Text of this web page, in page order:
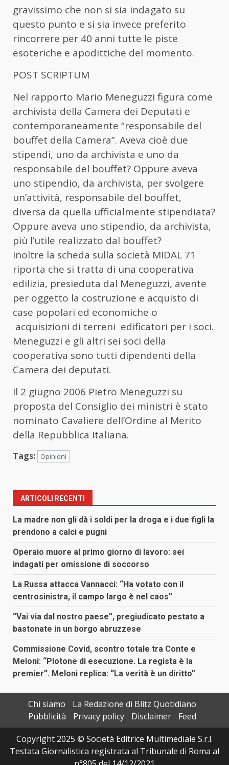
gravissimo che non si sia indagato su
questo punto e si sia invece preferito
rincorrere per 40 anni tutte le piste
esoteriche e apodittiche del momento.
POST SCRIPTUM
Nel rapporto Mario Meneguzzi figura come
archivista della Camera dei Deputati e
contemporaneamente “responsabile del
bouffet della Camera”. Aveva cioè due
stipendi, uno da archivista e uno da
responsabile del bouffet? Oppure aveva
uno stipendio, da archivista, per svolgere
un’attività, responsabile del bouffet,
diversa da quella ufficialmente stipendiata?
Oppure aveva uno stipendio, da archivista,
più l’utile realizzato dal bouffet?
Inoltre la scheda sulla società MIDAL 71
riporta che si tratta di una cooperativa
edilizia, presieduta dal Meneguzzi, avente
per oggetto la costruzione e acquisto di
case popolari ed economiche o
acquisizioni di terreni edificatori per i soci.
Meneguzzi e gli altri sei soci della
cooperativa sono tutti dipendenti della
Camera dei deputati.
Il 2 giugno 2006 Pietro Meneguzzi su
proposta del Consiglio dei ministri è stato
nominato Cavaliere dell’Ordine al Merito
della Repubblica Italiana.
Tags: Opinioni
ARTICOLI RECENTI
La madre non gli dà i soldi per la droga e i due figli la
prendono a calci e pugni
Operaio muore al primo giorno di lavoro: sei
indagati per omissione di soccorso
La Russa attacca Vannacci: “Ha votato con il
centrosinistra, il campo largo è nel caos”
“Vai via dal nostro paese”, pregiudicato pestato a
bastonate in un borgo abruzzese
Commissione Covid, scontro totale tra Conte e
Meloni: “Plotone di esecuzione. La regista è la
premier”. Meloni replica: “La verità è un diritto”
Chi siamo
La Redazione di Blitz Quotidiano
Pubblicità
Privacy policy Disclaimer
Feed
Copyright 2025 © Società Editrice Multimediale S.r.l.
Testata Giornalistica registrata al Tribunale di Roma al